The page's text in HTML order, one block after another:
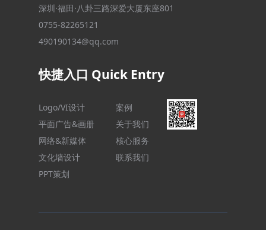
深圳·福田·八卦三路深爱大厦东座801
0755-82265121
490190134@qq.com
快捷入口 Quick Entry
Logo/VI设计
平面广告&画册
网络&新媒体
文化墙设计
PPT策划
案例
关于我们
核心服务
联系我们